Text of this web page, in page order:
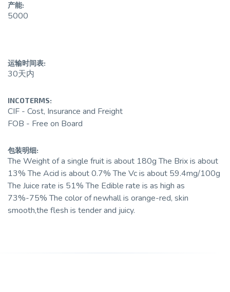
产能:
5000
运输时间表:
30天内
INCOTERMS:
CIF - Cost, Insurance and Freight
FOB - Free on Board
包装明细:
The Weight of a single fruit is about 180g The Brix is about
13% The Acid is about 0.7% The Vc is about 59.4mg/100g
The Juice rate is 51% The Edible rate is as high as
73%-75% The color of newhall is orange-red, skin
smooth,the flesh is tender and juicy.